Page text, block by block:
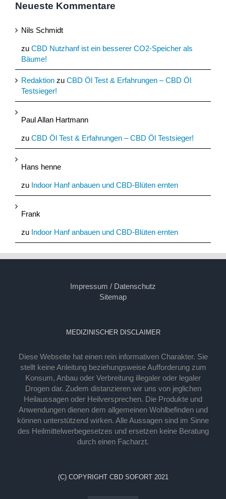
Neueste Kommentare
Nils Schmidt
zu CBD Nutzhanf ist ein besserer CO2-Speicher als
Bäume!
Redaktion zu CBD Öl Test & Erfahrungen – CBD Öl
Testsieger!
Paul Allan Hartmann
zu CBD Öl Test & Erfahrungen – CBD Öl Testsieger!
Hans henne
zu Indoor Hanf anbauen und CBD-Blüten ernten
Frank
zu Indoor Hanf anbauen und CBD-Blüten ernten
Impressum / Datenschutz
Sitemap
MEDIZINISCHER DISCLAIMER
Diese Webseite hat einen rein informativen Charakter. Sie
stellt keine Anleitung beziehungsweise Aufforderung zum
Konsum, Anbau oder Verbreitung illegaler oder legaler
Drogen dar. Zudem distanzieren wir uns von jeglichen
Heilaussagen oder Heilversprechen. Die Produkte und
Anwendungen dienen dem allgemeinen Wohlbefinden und
können unterstützend wirken. Alle Aussagen sind im Sinne
des Heilmittelwerbegesetzes und ersetzen keine Beratung
durch einen Facharzt.
(C) COPYRIGHT CBD SOFORT 2021